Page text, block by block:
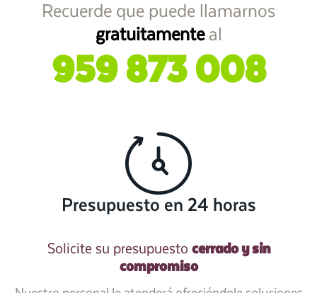
Recuerde que puede llamarnos
gratuitamenteal
959 873 008
Presupuesto en 24 horas
Solicite su presupuesto cerrado y sin
compromiso